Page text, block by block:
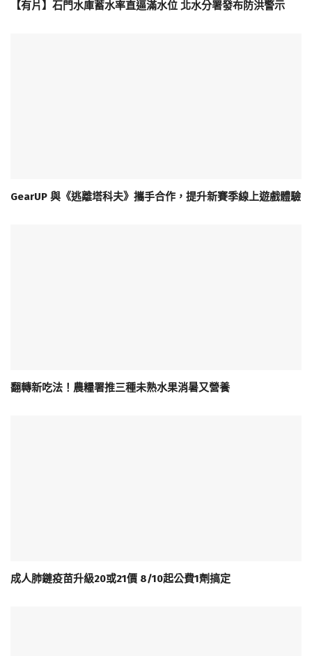
【有片】石門水庫蓄水率直逼滿水位 北水分署發布防洪警示
GearUP 與《逃離塔科夫》攜手合作，提升新賽季線上遊戲體驗
翻轉新吃法！農糧署推三種未熟水果消暑又營養
成人肺鏈疫苗升級20或21價 8/10起公費1劑搞定